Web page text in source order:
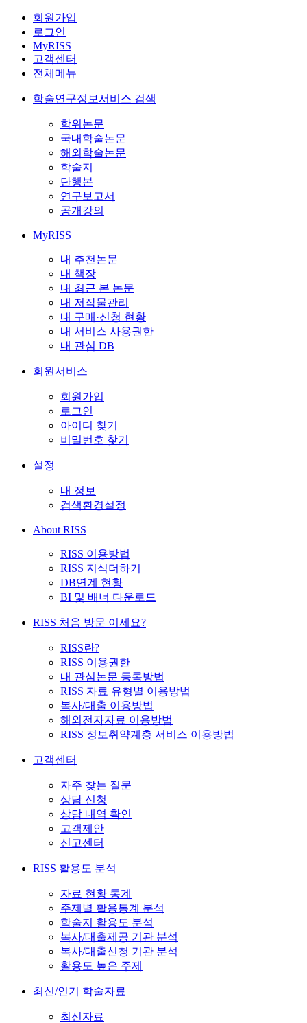
회원가입
로그인
MyRISS
고객센터
전체메뉴
학술연구정보서비스 검색
학위논문
국내학술논문
해외학술논문
학술지
단행본
연구보고서
공개강의
MyRISS
내 추천논문
내 책장
내 최근 본 논문
내 저작물관리
내 구매·신청 현황
내 서비스 사용권한
내 관심 DB
회원서비스
회원가입
로그인
아이디 찾기
비밀번호 찾기
설정
내 정보
검색환경설정
About RISS
RISS 이용방법
RISS 지식더하기
DB연계 현황
BI 및 배너 다운로드
RISS 처음 방문 이세요?
RISS란?
RISS 이용권한
내 관심논문 등록방법
RISS 자료 유형별 이용방법
복사/대출 이용방법
해외전자자료 이용방법
RISS 정보취약계층 서비스 이용방법
고객센터
자주 찾는 질문
상담 신청
상담 내역 확인
고객제안
신고센터
RISS 활용도 분석
자료 현황 통계
주제별 활용통계 분석
학술지 활용도 분석
복사/대출제공 기관 분석
복사/대출신청 기관 분석
활용도 높은 주제
최신/인기 학술자료
최신자료